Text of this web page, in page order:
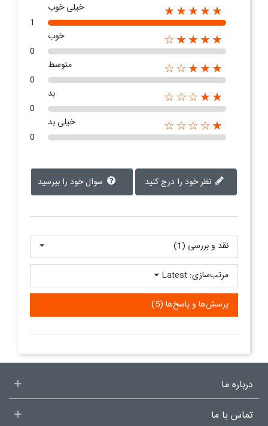
★★★★★
خیلی خوب
1
★★★★☆
خوب
0
★★★☆☆
متوسط
0
★★☆☆☆
بد
0
★☆☆☆☆
خیلی بد
0
سوال خود را بپرسید
نقد و بررسی‌‌ (1)
پرسش‌ها و پاسخ‌ها (5)
مرتب‌سازی: Latest
درباره ما
تماس با ما